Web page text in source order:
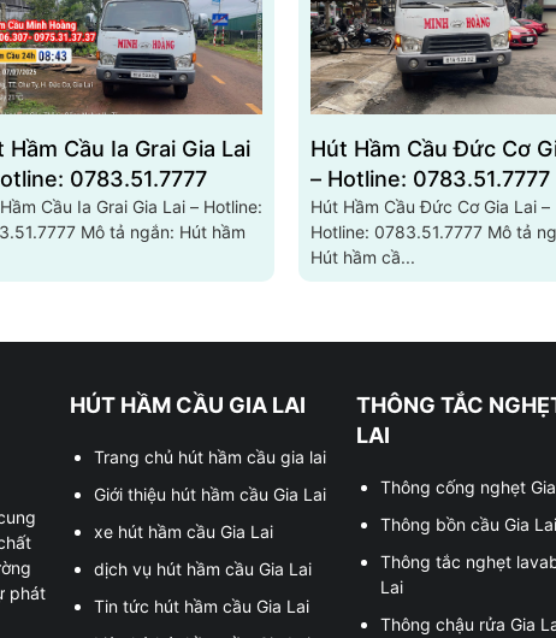
Hầm Cầu Ia Grai Gia Lai
0783.51.7777
Cầu Ia Grai Gia Lai – Hotline:
Mô tả ngắn: Hút hầm
Hút Hầm Cầu Đức Cơ
– Hotline: 0783.51.7777
Hút Hầm Cầu Đức Cơ Gia Lai –
Hotline: 0783.51.7777 Mô tả ngắn:
Hút hầm cầ...
phát
HÚT HẦM CẦU GIA LAI
Trang chủ hút hầm cầu gia lai
Giới thiệu hút hầm cầu Gia Lai
xe hút hầm cầu Gia Lai
dịch vụ hút hầm cầu Gia Lai
Tin tức hút hầm cầu Gia Lai
THÔNG TẮC
LAI
Thông cống nghẹt
Thông bồn cầu Gia Lai
Thông tắc nghẹt
Lai
Thông chậu rửa Gia